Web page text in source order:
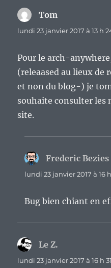
Tom
lundi 23 janvier 2017 à 13 h
Pour le arch-
(releaased au lieux de
et non du blog-) je
souhaite consulter les
site.
Frederic Bezies
lundi 23 janvier 2017 à 16
Bug bien chiant en
Le Z.
lundi 23 janvier 2017 à 16 h